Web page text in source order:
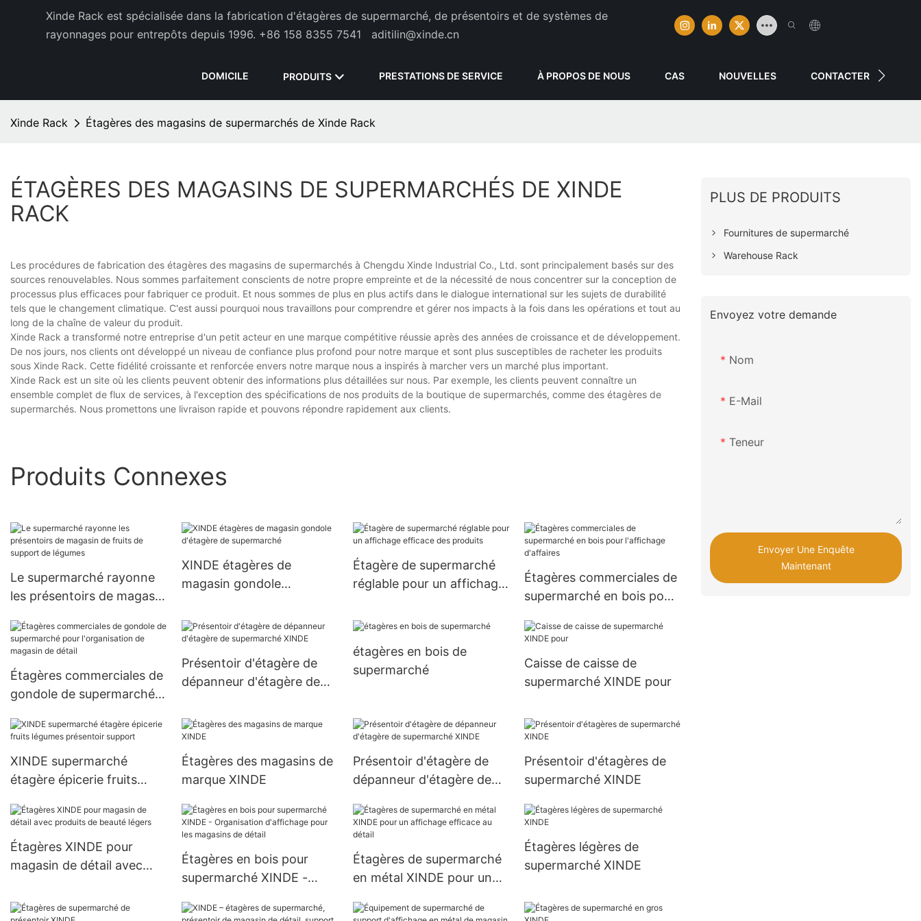
Xinde Rack est spécialisée dans la fabrication d'étagères de supermarché, de présentoirs et de systèmes de
rayonnages pour entrepôts depuis 1996. +86 158 8355 7541 aditilin@xinde.cn
DOMICILE PRODUITS PRESTATIONS DE SERVICE À PROPOS DE NOUS CAS NOUVELLES CONTACTER
Xinde Rack Étagères des magasins de supermarchés de Xinde Rack
ÉTAGÈRES DES MAGASINS DE SUPERMARCHÉS DE XINDE
RACK
Les procédures de fabrication des étagères des magasins de supermarchés à Chengdu Xinde Industrial Co., Ltd. sont principalement basés sur des
sources renouvelables. Nous sommes parfaitement conscients de notre propre empreinte et de la nécessité de nous concentrer sur la conception de
processus plus efficaces pour fabriquer ce produit. Et nous sommes de plus en plus actifs dans le dialogue international sur les sujets de durabilité
tels que le changement climatique. C'est aussi pourquoi nous travaillons pour comprendre et gérer nos impacts à la fois dans les opérations et tout au
long de la chaîne de valeur du produit.
Xinde Rack a transformé notre entreprise d'un petit acteur en une marque compétitive réussie après des années de croissance et de développement.
De nos jours, nos clients ont développé un niveau de confiance plus profond pour notre marque et sont plus susceptibles de racheter les produits
sous Xinde Rack. Cette fidélité croissante et renforcée envers notre marque nous a inspirés à marcher vers un marché plus important.
Xinde Rack est un site où les clients peuvent obtenir des informations plus détaillées sur nous. Par exemple, les clients peuvent connaître un
ensemble complet de flux de services, à l'exception des spécifications de nos produits de la boutique de supermarchés, comme des étagères de
supermarchés. Nous promettons une livraison rapide et pouvons répondre rapidement aux clients.
Produits Connexes
Le supermarché rayonne
les présentoirs de magasin
légumes
XINDE étagères de
magasin gondole
Étagère de supermarché
réglable pour un affichage
Étagères commerciales de
supermarché en bois pour
Étagères commerciales de
gondole de supermarché
magasin de détail
Présentoir d'étagère de
dépanneur d'étagère de
étagères en bois de
supermarché
Caisse de caisse de
supermarché XINDE pour
XINDE supermarché
étagère épicerie fruits
support
Étagères des magasins de
marque XINDE
Présentoir d'étagère de
dépanneur d'étagère de
Présentoir d'étagères de
supermarché XINDE
Étagères XINDE pour
magasin de détail avec
Étagères en bois pour
supermarché XINDE -
pour les magasins de
Étagères de supermarché
en métal XINDE pour un
détail
Étagères légères de
supermarché XINDE
PLUS DE PRODUITS
Fournitures de supermarché
Warehouse Rack
Envoyez votre demande
Nom
E-Mail
Teneur
Envoyer Une Enquête
Maintenant